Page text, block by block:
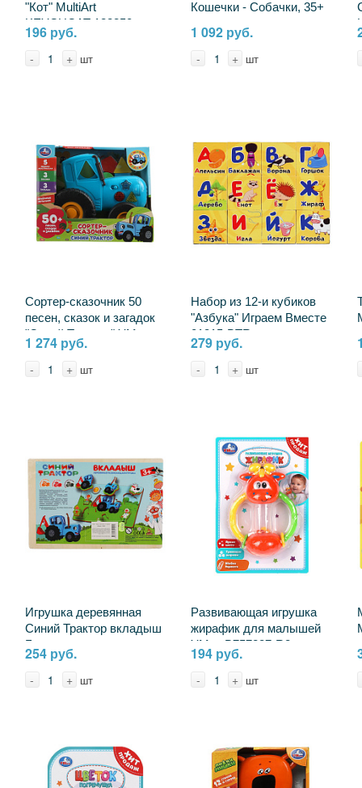
"Кот" MultiArt
KEYCHCAT-122850
196 руб.
- + шт
Кошечки - Собачки, 35+
свет Умка HT1315-R
1 092 руб.
- + шт
Сортер-сказочник 50
песен, сказок и загадок
"Синий Трактор" УМка
HT1262-R (36)
1 274 руб.
- + шт
Набор из 12-и кубиков
"Азбука" Играем Вместе
01315-BTR
279 руб.
- + шт
Игрушка деревянная
Синий Трактор вкладыш
Буратино игрушки из
дерева STR08
254 руб.
- + шт
Развивающая игрушка
жирафик для малышей
УМка B757287-R2
194 руб.
- + шт